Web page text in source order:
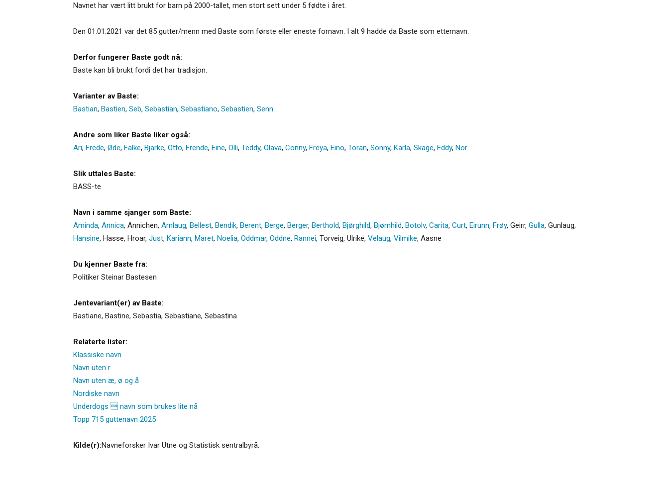
Navnet har vært litt brukt for barn på 2000-tallet, men stort sett under 5 fødte i året.
Den 01.01.2021 var det 85 gutter/menn med Baste som første eller eneste fornavn. I alt 9 hadde da Baste som etternavn.
Derfor fungerer Baste godt nå:
Baste kan bli brukt fordi det har tradisjon.
Varianter av Baste:
Bastian, Bastien, Seb, Sebastian, Sebastiano, Sebastien, Senn
Andre som liker Baste liker også:
Ari, Frede, Øde, Falke, Bjarke, Otto, Frende, Eine, Olli, Teddy, Olava, Conny, Freya, Eino, Toran, Sonny, Karla, Skage, Eddy, Nor
Slik uttales Baste:
BASS-te
Navn i samme sjanger som Baste:
Aminda, Annica, Annichen, Arnlaug, Bellest, Bendik, Berent, Berge, Berger, Berthold, Bjørghild, Bjørnhild, Botolv, Carita, Curt, Eirunn, Frøy, Geirr, Gulla, Gunlaug,
Hansine, Hasse, Hroar, Just, Kariann, Maret, Noelia, Oddmar, Oddne, Rannei, Torveig, Ulrike, Velaug, Vilmike, Aasne
Du kjenner Baste fra:
Politiker Steinar Bastesen
Jentevariant(er) av Baste:
Bastiane, Bastine, Sebastia, Sebastiane, Sebastina
Relaterte lister:
Klassiske navn
Navn uten r
Navn uten æ, ø og å
Nordiske navn
Underdogs  navn som brukes lite nå
Topp 715 guttenavn 2025
Kilde(r):Navneforsker Ivar Utne og Statistisk sentralbyrå.